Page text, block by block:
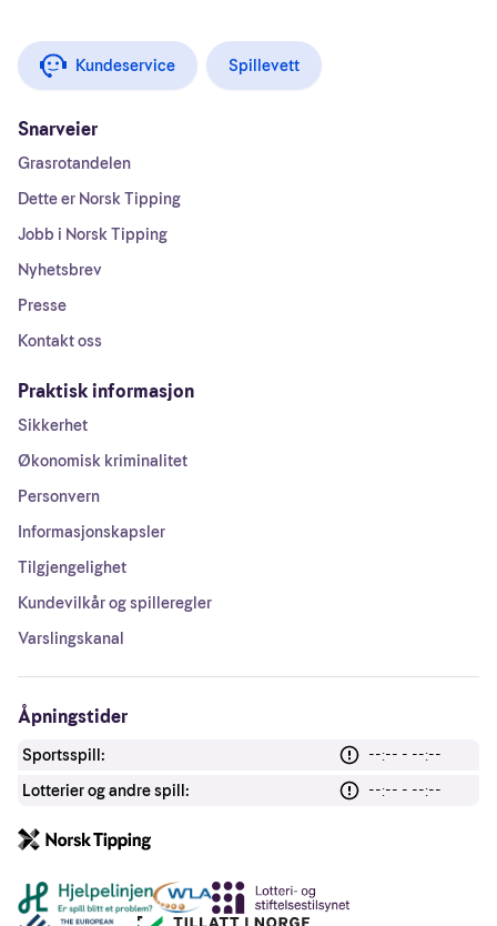
Kundeservice Spillevett
Snarveier
Grasrotandelen
Dette er Norsk Tipping
Jobb i Norsk Tipping
Nyhetsbrev
Presse
Kontakt oss
Praktisk informasjon
Sikkerhet
Økonomisk kriminalitet
Personvern
Informasjonskapsler
Tilgjengelighet
Kundevilkår og spilleregler
Varslingskanal
Åpningstider
Sportsspill:
--:-- - --:--
Lotterier og andre spill:
--:-- - --:--
Andre lenker